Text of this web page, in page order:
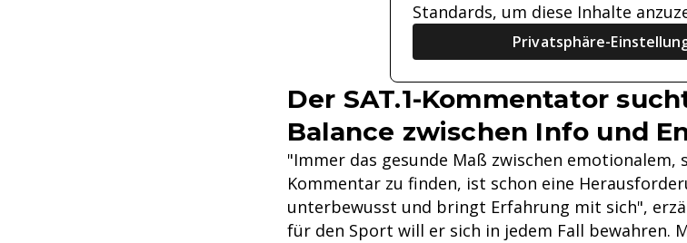
Standards, um diese Inhalte
Privatsphäre-
Der SAT.1-Kommentator
Balance zwischen Info und
"Immer das gesunde Maß zwischen
Kommentar zu finden, ist schon eine
unterbewusst und bringt Erfahrung mit sich",
für den Sport will er sich in jedem Fall bewahren.